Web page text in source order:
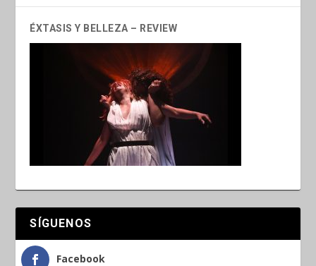
ÉXTASIS Y BELLEZA – REVIEW
SÍGUENOS
Facebook